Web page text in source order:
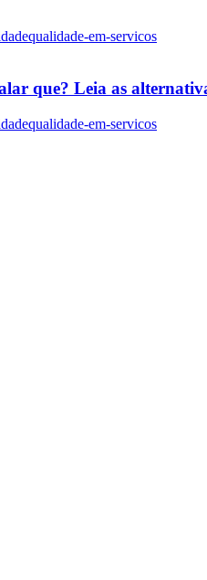
qualidade-em-servicos
que? Leia as
qualidade-em-servicos